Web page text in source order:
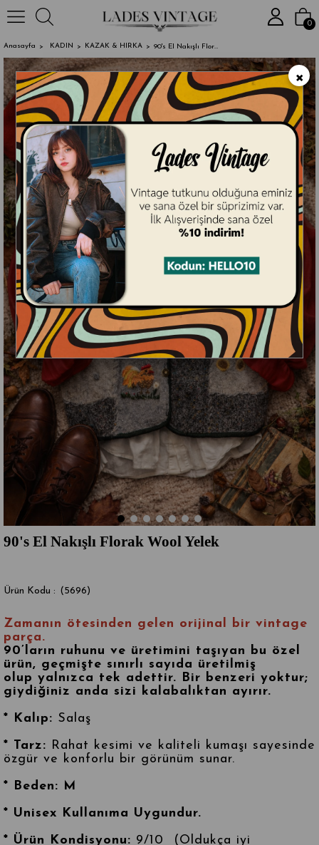
2000₺
0
Anasayfa KADIN KAZAK & HIRKA 90's El Nakışlı Florak Wool Yelek
90's El Nakışlı Florak Wool Yelek
(5696)
Zamanın ötesinden gelen orijinal bir vintage
parça.
90’ların ruhunu ve üretimini taşıyan bu özel
ürün, geçmişte sınırlı sayıda üretilmiş
olup yalnızca tek adettir. Bir benzeri yoktur;
giydiğiniz anda sizi kalabalıktan ayırır.
* Kalıp: Salaş
* Tarz: Rahat kesimi ve kaliteli kumaşı sayesinde
özgür ve konforlu bir görünüm sunar.
* Beden: M
* Unisex Kullanıma Uygundur.
* Ürün Kondisyonu: 9/10 (Oldukça iyi
×